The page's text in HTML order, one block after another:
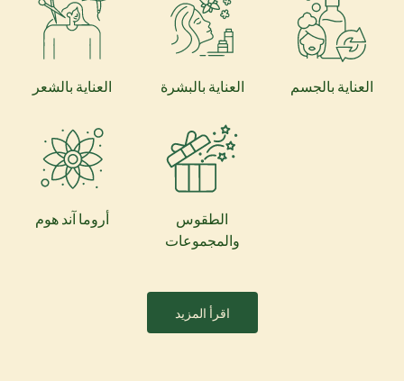
العناية بالشعر العناية بالبشرة العناية بالجسم
أروما آند هوم
الطقوس
والمجموعات
اقرأ المزيد